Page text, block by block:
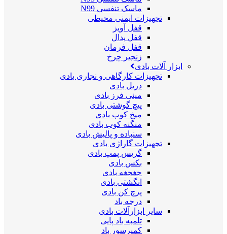
ماسک تنفسی N99
تجهیزات ایمنی محیطی
قفل آویز
قفل پدال
قفل فرمان
زنجیر چرخ
ابزار آلات بادی
تجهیزات کارگاهی و نجاری بادی
دریل بادی
مینی فرز بادی
پیچ گوشتی بادی
میخ کوب بادی
منگنه کوب بادی
سنباده و پالیش بادی
تجهیزات گاراژی بادی
گریس پمپ بادی
بکس بادی
جغجغه بادی
انگشتی بادی
پرچ کن بادی
درجه باد
سایر ابزارآلات بادی
تلمبه باد پایی
کمپرسور باد